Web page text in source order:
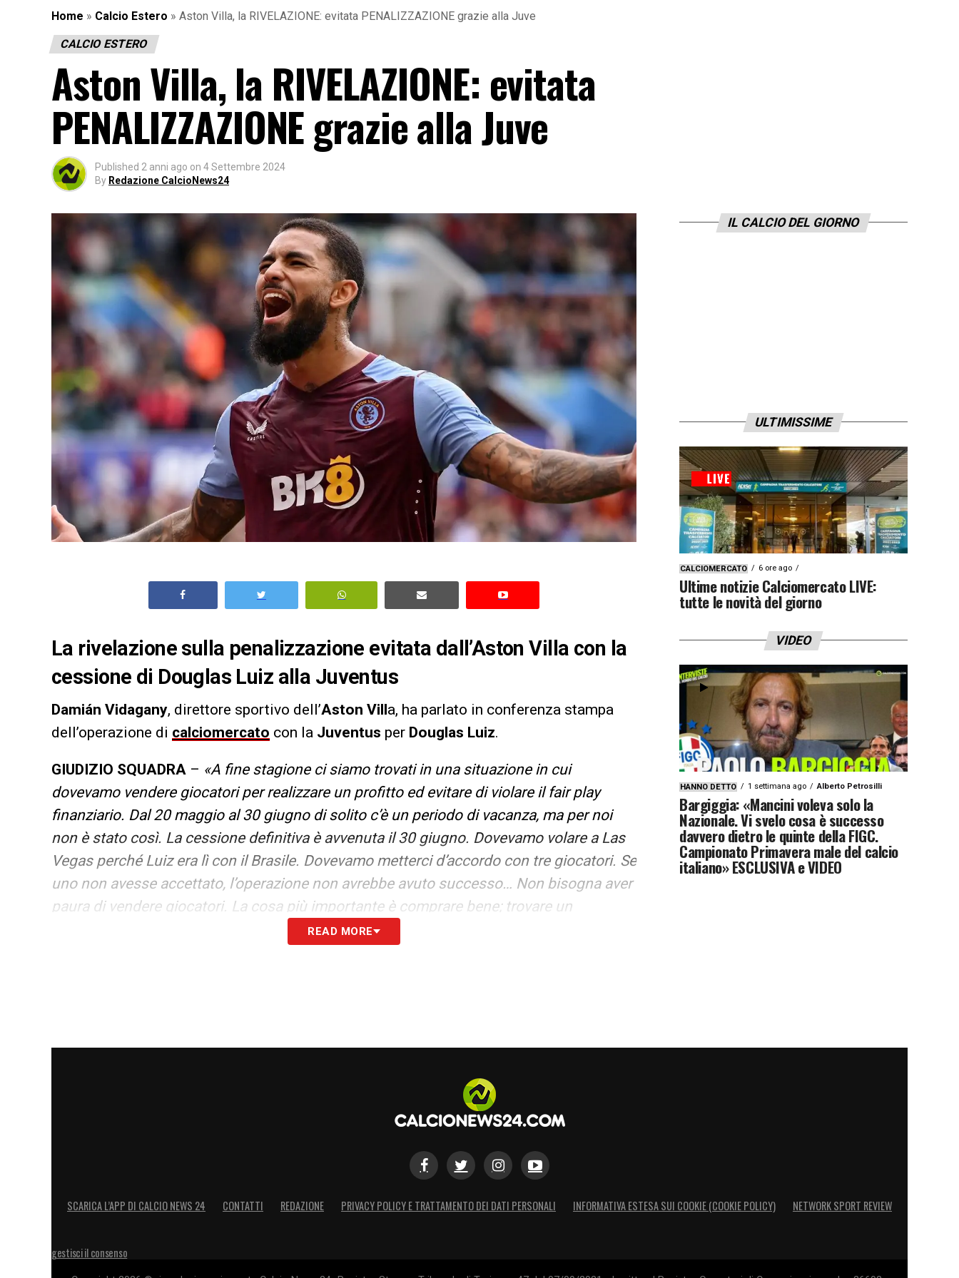
Home » Calcio Estero » Aston Villa, la RIVELAZIONE: evitata PENALIZZAZIONE grazie alla Juve
CALCIO ESTERO
Aston Villa, la RIVELAZIONE: evitata
PENALIZZAZIONE grazie alla Juve
Published 2 anni ago on 4 Settembre 2024
By Redazione CalcioNews24
La rivelazione sulla penalizzazione evitata dall’Aston Villa con la
cessione di Douglas Luiz alla Juventus
Damián Vidagany, direttore sportivo dell’Aston Villa, ha parlato in conferenza stampa
dell’operazione di calciomercato con la Juventus per Douglas Luiz.
GIUDIZIO SQUADRA – «A fine stagione ci siamo trovati in una situazione in cui
dovevamo vendere giocatori per realizzare un profitto ed evitare di violare il fair play
finanziario. Dal 20 maggio al 30 giugno di solito c’è un periodo di vacanza, ma per noi
non è stato così. La cessione definitiva è avvenuta il 30 giugno. Dovevamo volare a Las
Vegas perché Luiz era lì con il Brasile. Dovevamo metterci d’accordo con tre giocatori. Se
uno non avesse accettato, l’operazione non avrebbe avuto successo… Non bisogna aver
paura di vendere giocatori. La cosa più importante è comprare bene; trovare un
acquirente per i tuoi giocatori e trovare un giocatore che dia le stesse garanzie di quello
READ MORE
IL CALCIO DEL GIORNO
ULTIMISSIME
CALCIOMERCATO 6 ore ago
Ultime notizie Calciomercato LIVE:
tutte le novità del giorno
VIDEO
HANNO DETTO 1 settimana ago Alberto Petrosilli
Bargiggia: «Mancini voleva solo la
Nazionale. Vi svelo cosa è successo
davvero dietro le quinte della FIGC.
Campionato Primavera male del calcio
italiano» ESCLUSIVA e VIDEO
SCARICA L’APP DI CALCIO NEWS 24 CONTATTI REDAZIONE PRIVACY POLICY E TRATTAMENTO DEI DATI PERSONALI INFORMATIVA ESTESA SUI COOKIE (COOKIE POLICY) NETWORK SPORT REVIEW
gestisci il consenso